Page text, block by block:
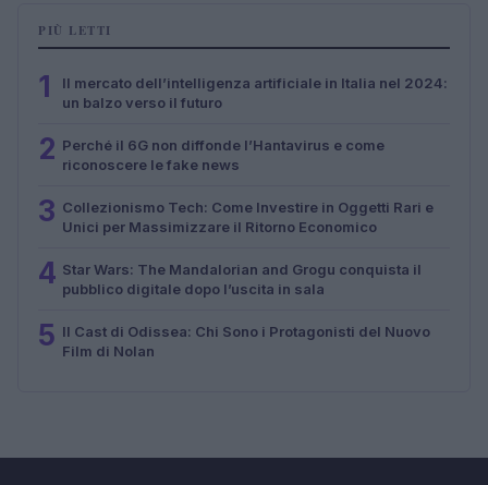
PIÙ LETTI
1
Il mercato dell’intelligenza artificiale in Italia nel 2024:
un balzo verso il futuro
2 Perché il 6G non diffonde l’Hantavirus e come
riconoscere le fake news
3 Collezionismo Tech: Come Investire in Oggetti Rari e
Unici per Massimizzare il Ritorno Economico
4 Star Wars: The Mandalorian and Grogu conquista il
pubblico digitale dopo l’uscita in sala
5 Il Cast di Odissea: Chi Sono i Protagonisti del Nuovo
Film di Nolan